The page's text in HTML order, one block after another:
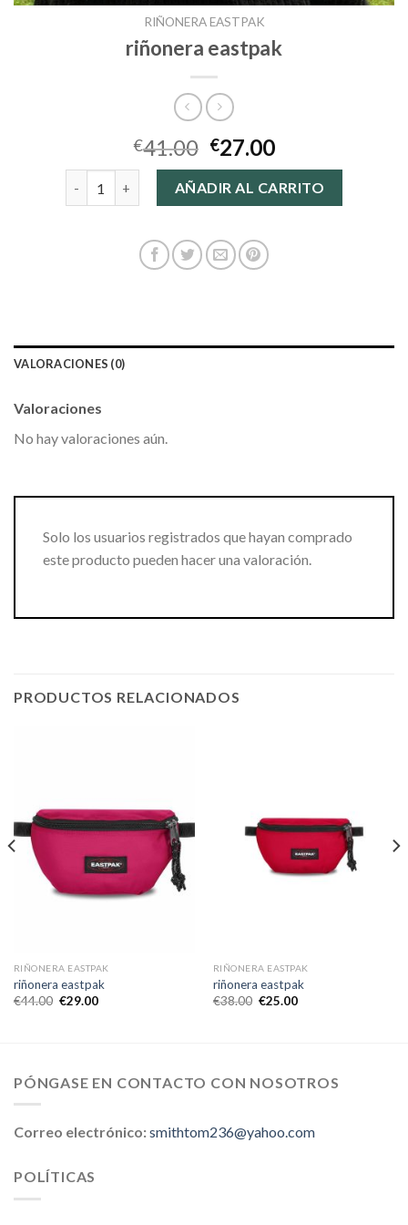
RIÑONERA EASTPAK
riñonera eastpak
€41.00 €27.00
riñonera eastpak cantidadAÑADIR AL CARRITO
VALORACIONES (0)
Valoraciones
No hay valoraciones aún.
Solo los usuarios registrados que hayan comprado
este producto pueden hacer una valoración.
PRODUCTOS RELACIONADOS
RIÑONERA EASTPAK
riñonera eastpak
€44.00 €29.00
RIÑONERA EASTPAK
riñonera eastpak
€38.00 €25.00
PÓNGASE EN CONTACTO CON NOSOTROS
Correo electrónico:smithtom236@yahoo.com
POLÍTICAS